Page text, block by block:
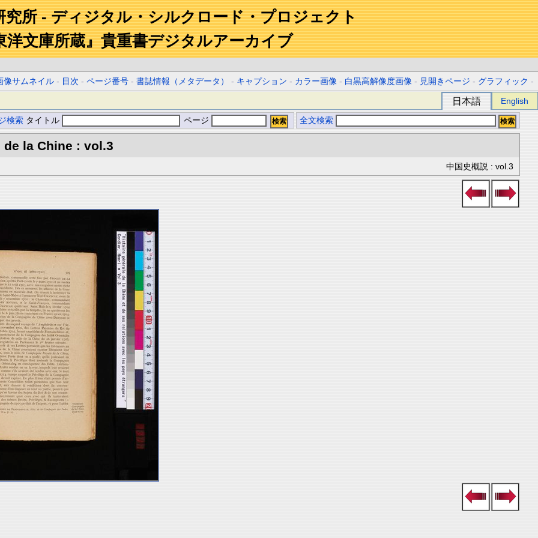
究所 - ディジタル・シルクロード・プロジェクト
洋文庫所蔵』貴重書デジタルアーカイブ
像サムネイル - 目次 -ページ番号 -書誌情報（メタデータ） - キャプション - カラー画像 - 白黒高解像度画像 - 見開きページ - グラフィック -
日本語 English
検索 タイトル ページ 全文検索
la Chine : vol.3
中国史概説 : vol.3